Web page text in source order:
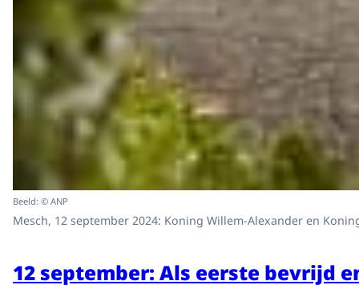
Beeld: © ANP
Mesch, 12 september 2024: Koning Willem-Alexander en
12 september: Als eerste bevrijd